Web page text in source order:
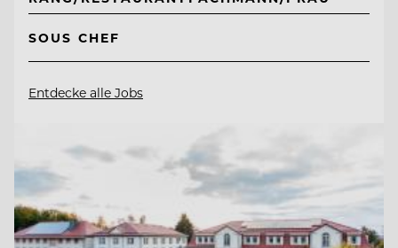
SOUS CHEF
Entdecke alle Jobs